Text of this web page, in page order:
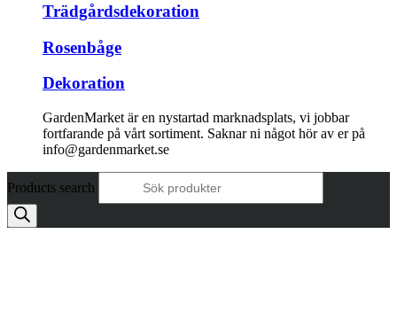
Trädgårdsdekoration
Rosenbåge
Dekoration
GardenMarket är en nystartad marknadsplats, vi jobbar
fortfarande på vårt sortiment. Saknar ni något hör av er på
info@gardenmarket.se
Products search